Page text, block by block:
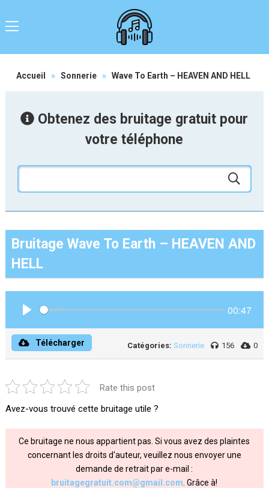
Accueil » Sonnerie » Wave To Earth – HEAVEN AND HELL
Obtenez des bruitage gratuit pour
votre téléphone
Bruitage Wave To Earth – HEAVEN AND
HELL
00:47
Télécharger Catégories: Sonnerie 156 0
Rate this post
Avez-vous trouvé cette bruitage utile ?
Ce bruitage ne nous appartient pas. Si vous avez des plaintes
concernant les droits d'auteur, veuillez nous envoyer une
demande de retrait par e-mail :
bruitagegratuit.com@gmail.com . Grâce à!